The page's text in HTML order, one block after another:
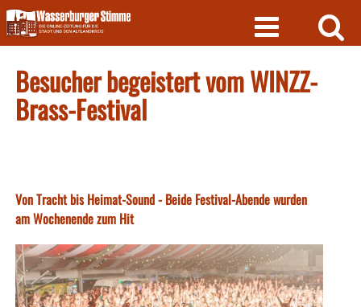
Skip
to
content
Besucher begeistert vom WINZZ-
Brass-Festival
Von Tracht bis Heimat-Sound - Beide Festival-Abende wurden
am Wochenende zum Hit